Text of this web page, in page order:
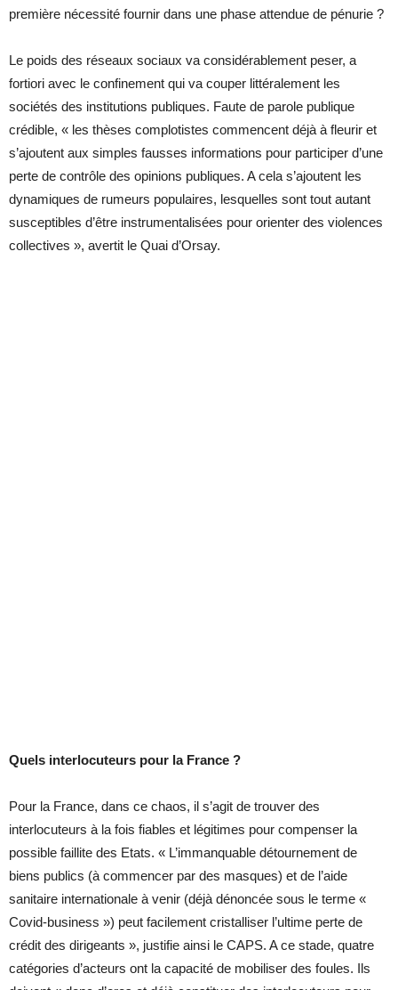
première nécessité fournir dans une phase attendue de pénurie ?
Le poids des réseaux sociaux va considérablement peser, a
fortiori avec le confinement qui va couper littéralement les
sociétés des institutions publiques. Faute de parole publique
crédible, « les thèses complotistes commencent déjà à fleurir et
s’ajoutent aux simples fausses informations pour participer d’une
perte de contrôle des opinions publiques. A cela s’ajoutent les
dynamiques de rumeurs populaires, lesquelles sont tout autant
susceptibles d’être instrumentalisées pour orienter des violences
collectives », avertit le Quai d’Orsay.
Quels interlocuteurs pour la France ?
Pour la France, dans ce chaos, il s’agit de trouver des
interlocuteurs à la fois fiables et légitimes pour compenser la
possible faillite des Etats. « L’immanquable détournement de
biens publics (à commencer par des masques) et de l’aide
sanitaire internationale à venir (déjà dénoncée sous le terme «
Covid-business ») peut facilement cristalliser l’ultime perte de
crédit des dirigeants », justifie ainsi le CAPS. A ce stade, quatre
catégories d’acteurs ont la capacité de mobiliser des foules. Ils